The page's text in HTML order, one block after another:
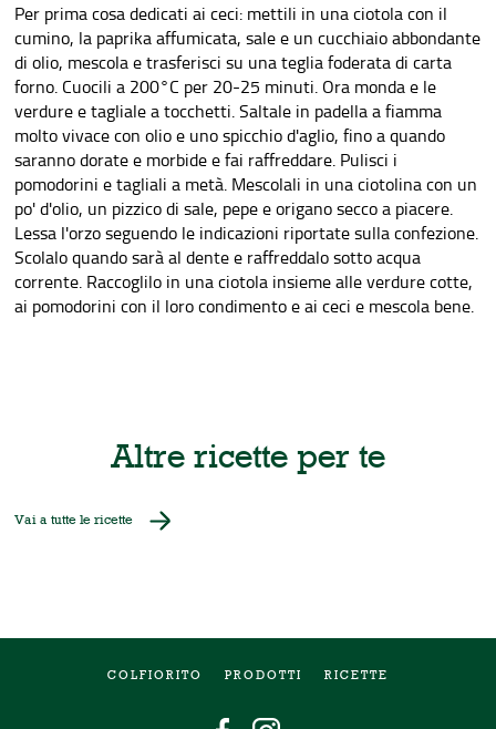
Per prima cosa dedicati ai ceci: mettili in una ciotola con il
cumino, la paprika affumicata, sale e un cucchiaio abbondante
di olio, mescola e trasferisci su una teglia foderata di carta
forno. Cuocili a 200°C per 20-25 minuti. Ora monda e le
verdure e tagliale a tocchetti. Saltale in padella a fiamma
molto vivace con olio e uno spicchio d'aglio, fino a quando
saranno dorate e morbide e fai raffreddare. Pulisci i
pomodorini e tagliali a metà. Mescolali in una ciotolina con un
po' d'olio, un pizzico di sale, pepe e origano secco a piacere.
Lessa l'orzo seguendo le indicazioni riportate sulla confezione.
Scolalo quando sarà al dente e raffreddalo sotto acqua
corrente. Raccoglilo in una ciotola insieme alle verdure cotte,
ai pomodorini con il loro condimento e ai ceci e mescola bene.
Altre ricette per te
Vai a tutte le ricette
COLFIORITO PRODOTTI RICETTE